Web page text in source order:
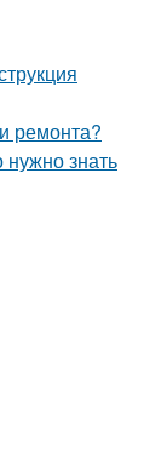
ремонта?
знать